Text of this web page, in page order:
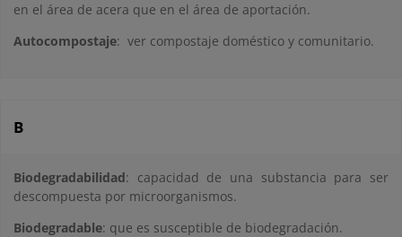
en el área de acera que en el área de aportación.
Autocompostaje: ver compostaje doméstico y comunitario.
B
Biodegradabilidad: capacidad de una substancia para ser
descompuesta por microorganismos.
Biodegradable: que es susceptible de biodegradación.